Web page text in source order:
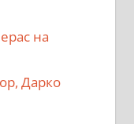
на
Дарко